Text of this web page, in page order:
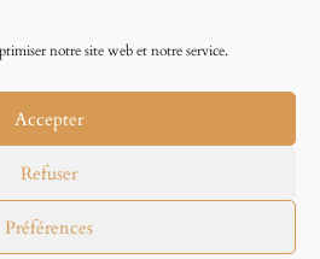
notre site web et notre service.
Accepter
Refuser
Préférences